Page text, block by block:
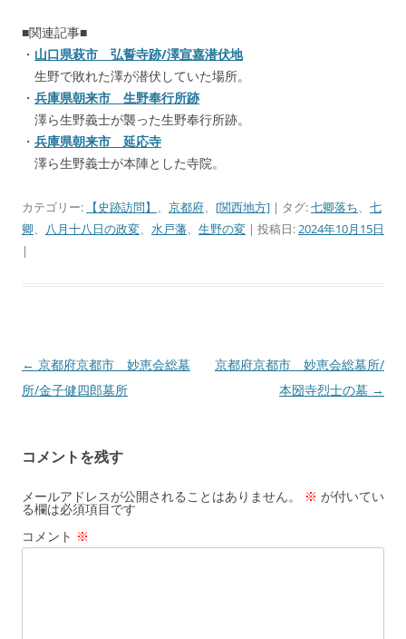
■関連記事■
・ 山口県萩市 弘誓寺跡/澤宣嘉潜伏地
生野で敗れた澤が潜伏していた場所。
・ 兵庫県朝来市 生野奉行所跡
澤ら生野義士が襲った生野奉行所跡。
・ 兵庫県朝来市 延応寺
澤ら生野義士が本陣とした寺院。
カテゴリー: 【史跡訪問】 、 京都府、 [関西地方] | タグ:七卿落ち、 七
卿、 八月十八日の政変、 水戸藩、 生野の変 | 投稿日:2024年10月15日
|
投
稿
ゲ
ー
シ
ョ
← 京都府京都市 妙恵会総墓
所/金子健四郎墓所
京都府京都市 妙恵会総墓所/
本圀寺烈士の墓 →
コメントを残す
メールアドレスが公開されることはありません。 ※ が付いてい
る欄は必須項目です
コメント ※